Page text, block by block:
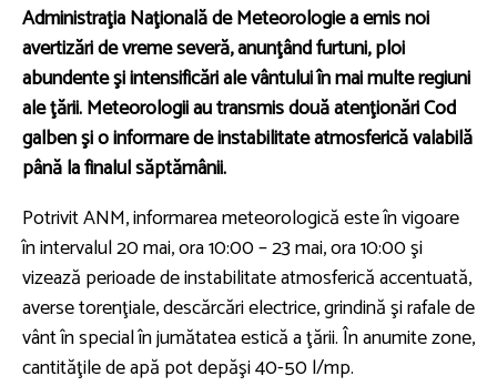
Administraţia Naţională de Meteorologie a emis noi
avertizări de vreme severă, anunţând furtuni, ploi
abundente şi intensificări ale vântului în mai multe regiuni
ale ţării. Meteorologii au transmis două atenţionări Cod
galben şi o informare de instabilitate atmosferică valabilă
până la finalul săptămânii.
Potrivit ANM, informarea meteorologică este în vigoare
în intervalul 20 mai, ora 10:00 – 23 mai, ora 10:00 şi
vizează perioade de instabilitate atmosferică accentuată,
averse torenţiale, descărcări electrice, grindină şi rafale de
vânt în special în jumătatea estică a ţării. În anumite zone,
cantităţile de apă pot depăşi 40-50 l/mp.